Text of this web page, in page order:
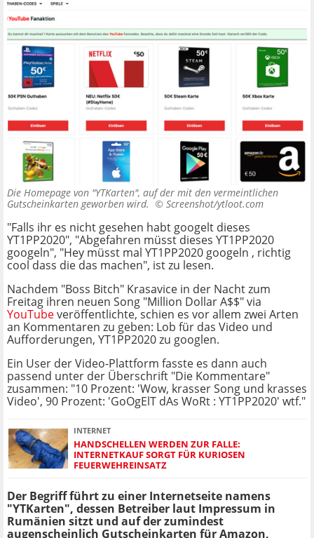
Die Homepage von "YTKarten", auf der mit den vermeintlichen
Gutscheinkarten geworben wird. © Screenshot/ytloot.com
"Falls ihr es nicht gesehen habt googelt dieses
YT1PP2020", "Abgefahren müsst dieses YT1PP2020
googeln", "Hey müsst mal YT1PP2020 googeln , richtig
cool dass die das machen", ist zu lesen.
Nachdem "Boss Bitch" Krasavice in der Nacht zum
Freitag ihren neuen Song "Million Dollar A$$" via
YouTubeveröffentlichte, schien es vor allem zwei Arten
an Kommentaren zu geben: Lob für das Video und
Aufforderungen, YT1PP2020 zu googlen.
Ein User der Video-Plattform fasste es dann auch
passend unter der Überschrift "Die Kommentare"
zusammen: "10 Prozent: 'Wow, krasser Song und krasses
Video', 90 Prozent: 'GoOgElT dAs WoRt : YT1PP2020' wtf."
INTERNET
HANDSCHELLEN WERDEN ZUR FALLE:
INTERNETKAUF SORGT FÜR KURIOSEN
FEUERWEHREINSATZ
Der Begriff führt zu einer Internetseite namens
"YTKarten", dessen Betreiber laut Impressum in
Rumänien sitzt und auf der zumindest
augenscheinlich Gutscheinkarten für Amazon,